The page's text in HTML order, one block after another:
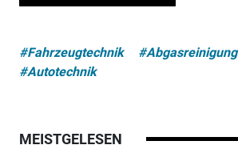
#Fahrzeugtechnik
#Abgasreinigung
#Autotechnik
MEISTGELESEN